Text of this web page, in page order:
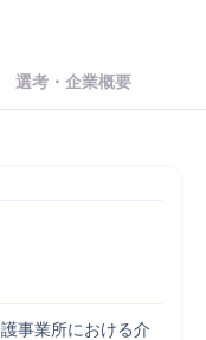
選考・企業概要
事業所における介